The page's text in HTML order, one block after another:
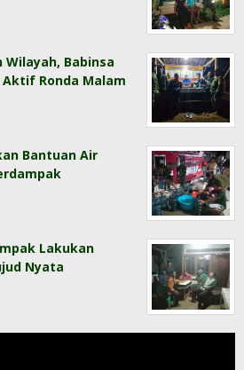
Babinsa
Ronda Malam
Bantuan Air
Lakukan
Nyata